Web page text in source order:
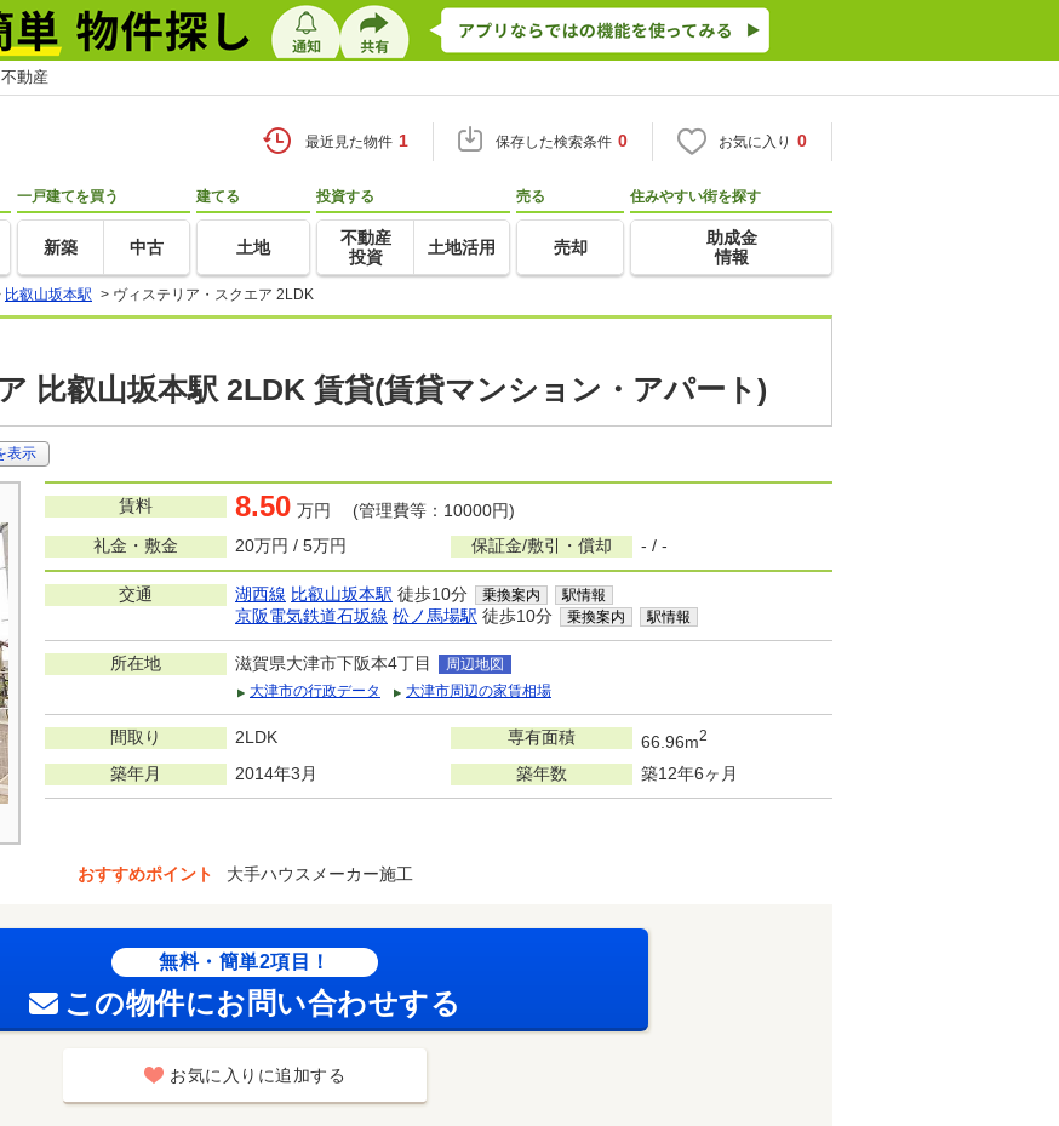
動産
最近見た物件 1 保存した検索条件 0 お気に入り 0
一戸建てを買う
新築 中古
建てる
土地
投資する
不動産
投資
土地活用
売る
売却
住みやすい街を探す
助成金
情報
比叡山坂本駅 > ヴィステリア・スクエア 2LDK
比叡山坂本駅 2LDK 賃貸(賃貸マンション・アパート)
表示
賃料 8.50 万円 (管理費等：10000円)
礼金・敷金
20万円 / 5万円 保証金/敷引・償却 - / -
交通 湖西線 比叡山坂本駅 徒歩10分 乗換案内 駅情報
京阪電気鉄道石坂線 松ノ馬場駅 徒歩10分 乗換案内 駅情報
所在地 滋賀県大津市下阪本4丁目
周辺地図
大津市の行政データ
大津市周辺の家賃相場
間取り 2LDK 専有面積 66.96m2
築年月 2014年3月 築年数 築12年6ヶ月
おすすめポイント 大手ハウスメーカー施工
無料・簡単2項目！
この物件にお問い合わせする
お気に入りに追加する